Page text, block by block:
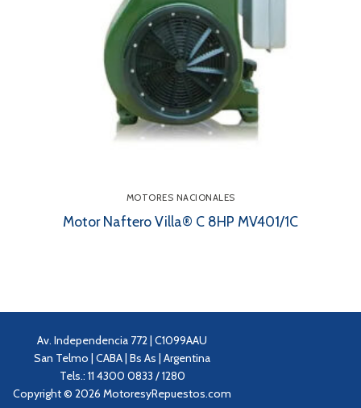
MOTORES NACIONALES
Motor Naftero Villa® C 8HP MV401/1C
Av. Independencia 772 | C1099AAU
San Telmo | CABA | Bs As | Argentina
Tels.: 11 4300 0833 / 1280
Copyright © 2026 MotoresyRepuestos.com